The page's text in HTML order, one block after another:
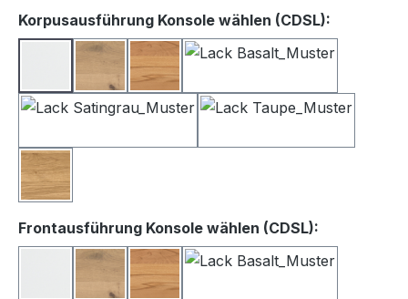
Korpusausführung Konsole wählen (CDSL):
BalkeneicheKernbuche
Wildeiche
Frontausführung Konsole wählen (CDSL):
BalkeneicheKernbuche